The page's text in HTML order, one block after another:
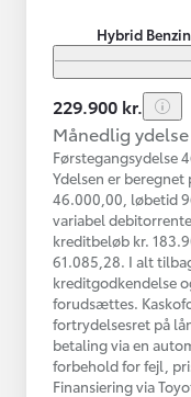
Hybrid Benzin
229.900 kr.
Månedlig ydelse
Førstegangsydelse
Ydelsen er
46.000,00, løbetid
variabel
kreditbeløb kr.
61.085,28. I alt
kreditgodkendelse
forudsættes.
fortrydelsesret på
betaling via en
forbehold for fejl,
Finansiering via